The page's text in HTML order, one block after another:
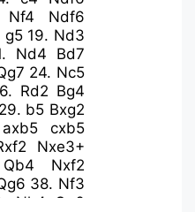
Nf4
Ndf6
g5 19. Nd3
Nd4
Bd7
24. Nc5
Rd2 Bg4
29. b5 Bxg2
axb5
cxb5
Nxe3+
Qb4
Nxf2
38. Nf3
Nh4
Qe6